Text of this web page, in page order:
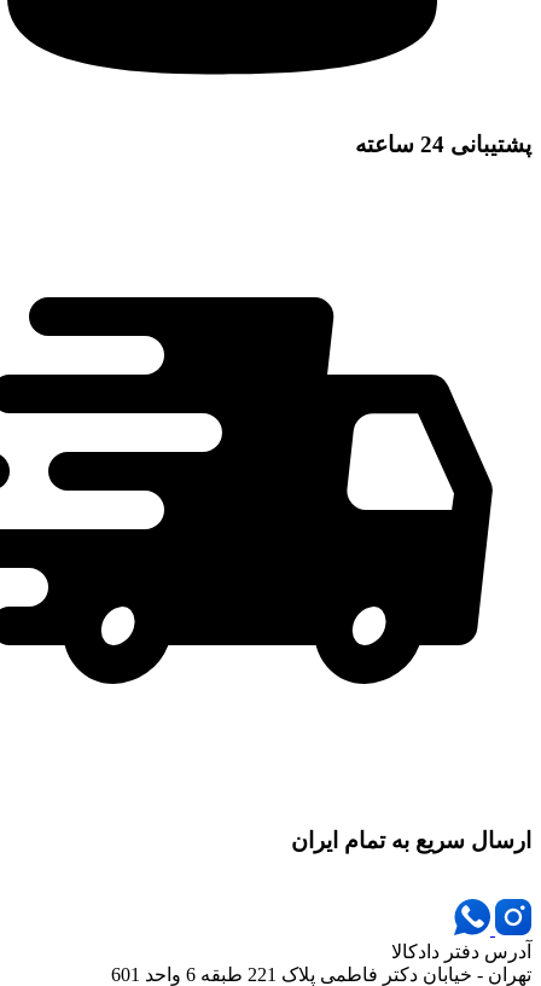
پشتیبانی 24 ساعته
ارسال سریع به تمام ایران
آدرس دفتر دادکالا
تهران - خیابان دکتر فاطمی پلاک 221 طبقه 6 واحد 601